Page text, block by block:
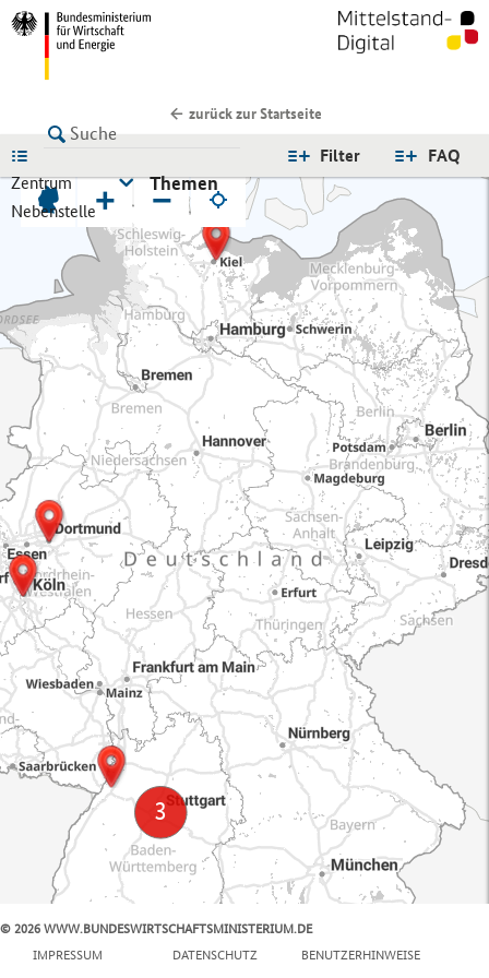
zurück zur Startseite
FAQ
Filter
Zentrum
Nebenstelle
Themen
+ −
© 2026 WWW.BUNDESWIRTSCHAFTSMINISTERIUM.DE
IMPRESSUM
DATENSCHUTZ BENUTZERHINWEISE